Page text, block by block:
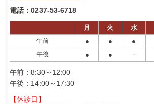
電話：0237-53-6718
月 火 水
午前 ● ● ●
午後 ● ● －
午前：8:30～12:00
午後：14:00～17:30
【休診日】